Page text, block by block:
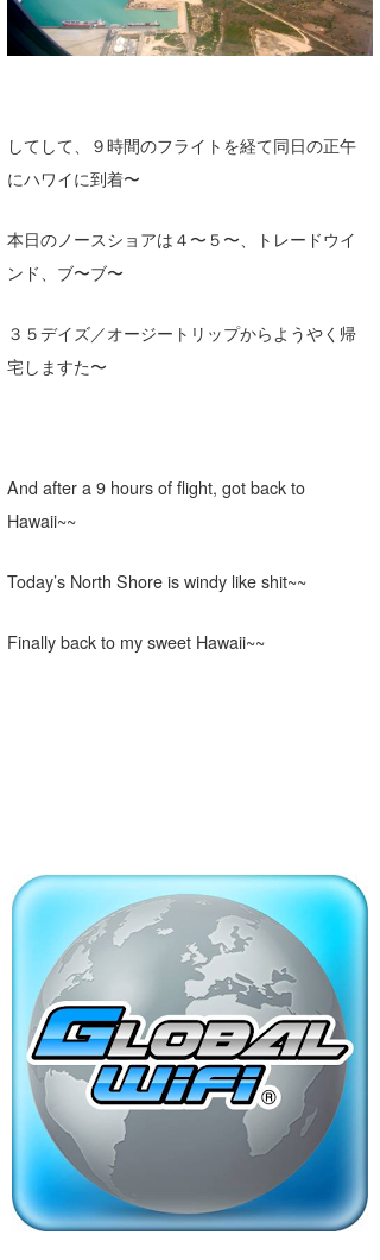
してして、９時間のフライトを経て同日の正午
にハワイに到着〜
本日のノースショアは４〜５〜、トレードウイ
ンド、ブ〜ブ〜
３５デイズ／オージートリップからようやく帰
宅しますた〜
And after a 9 hours of flight, got back to
Hawaii~~
Today’s North Shore is windy like shit~~
Finally back to my sweet Hawaii~~